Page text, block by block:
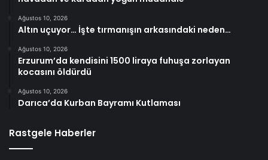
Ağustos 10, 2026
Altın uçuyor… İşte tırmanışın arkasındaki neden…
Ağustos 10, 2026
Erzurum’da kendisini 1500 liraya fuhuşa zorlayan
kocasını öldürdü
Ağustos 10, 2026
Darıca’da Kurban Bayramı Kutlaması
Rastgele Haberler